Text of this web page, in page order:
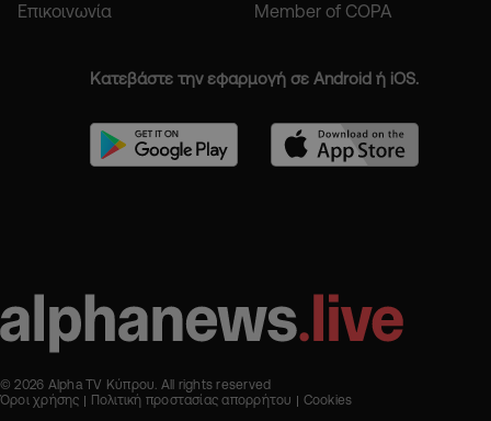
Επικοινωνία Member of COPA
Κατεβάστε την εφαρμογή σε Android ή iOS.
© 2026 Alpha TV Κύπρου. All rights reserved
Όροι χρήσης
Πολιτική προστασίας απορρήτου Cookies